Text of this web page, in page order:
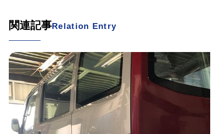
関連記事Relation Entry